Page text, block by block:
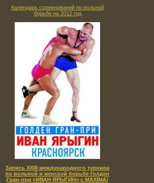
Календарь соревнований по вольной
борьбе на 2012 год
Запись XXIII международного турнира
по вольной и женской борьбе Голден
Гран-при «ИВАН ЯРЫГИН» с MAXIMA!